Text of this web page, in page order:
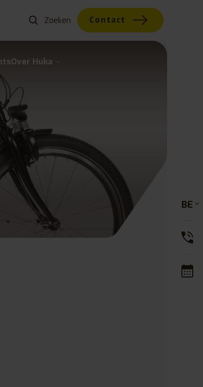
Contact
Over Huka
BE